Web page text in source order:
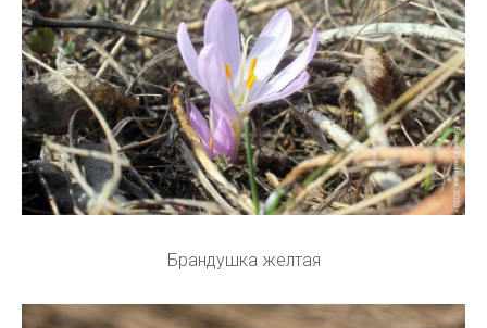
Брандушка желтая